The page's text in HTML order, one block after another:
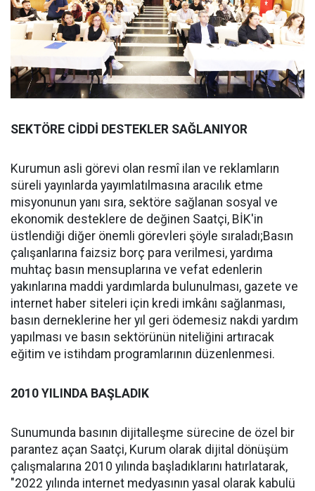
SEKTÖRE CİDDİ DESTEKLER SAĞLANIYOR
Kurumun asli görevi olan resmî ilan ve reklamların
süreli yayınlarda yayımlatılmasına aracılık etme
misyonunun yanı sıra, sektöre sağlanan sosyal ve
ekonomik desteklere de değinen Saatçi, BİK'in
üstlendiği diğer önemli görevleri şöyle sıraladı;Basın
çalışanlarına faizsiz borç para verilmesi, yardıma
muhtaç basın mensuplarına ve vefat edenlerin
yakınlarına maddi yardımlarda bulunulması, gazete ve
internet haber siteleri için kredi imkânı sağlanması,
basın derneklerine her yıl geri ödemesiz nakdi yardım
yapılması ve basın sektörünün niteliğini artıracak
eğitim ve istihdam programlarının düzenlenmesi.
2010 YILINDA BAŞLADIK
Sunumunda basının dijitalleşme sürecine de özel bir
parantez açan Saatçi, Kurum olarak dijital dönüşüm
çalışmalarına 2010 yılında başladıklarını hatırlatarak,
"2022 yılında internet medyasının yasal olarak kabulü